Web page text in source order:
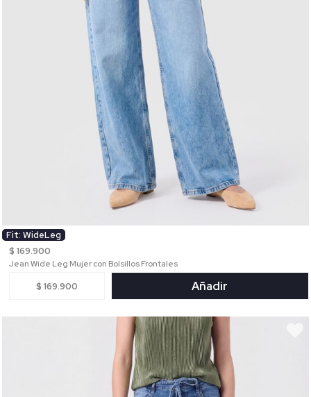
Fit: WideLeg
$ 169.900
Jean Wide Leg Mujer con Bolsillos Frontales
$ 169.900 Añadir